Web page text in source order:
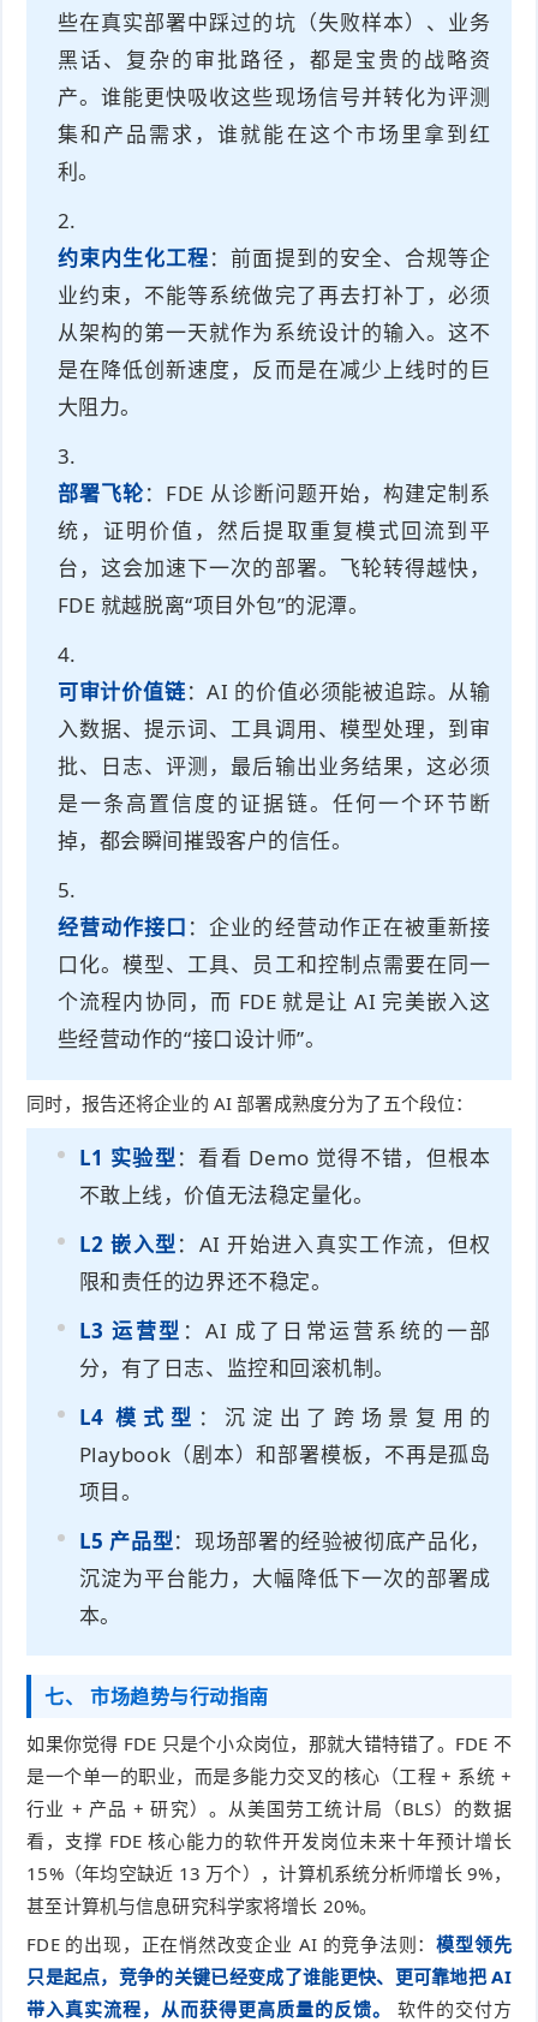
些在真实部署中踩过的坑（失败样本）、业务
黑话、复杂的审批路径，都是宝贵的战略资
产。谁能更快吸收这些现场信号并转化为评测
集和产品需求，谁就能在这个市场里拿到红
利。
约束内生化工程：前面提到的安全、合规等企
业约束，不能等系统做完了再去打补丁，必须
从架构的第一天就作为系统设计的输入。这不
是在降低创新速度，反而是在减少上线时的巨
大阻力。
部署飞轮：FDE 从诊断问题开始，构建定制系
统，证明价值，然后提取重复模式回流到平
台，这会加速下一次的部署。飞轮转得越快，
FDE 就越脱离“项目外包”的泥潭。
可审计价值链：AI 的价值必须能被追踪。从输
入数据、提示词、工具调用、模型处理，到审
批、日志、评测，最后输出业务结果，这必须
是一条高置信度的证据链。任何一个环节断
掉，都会瞬间摧毁客户的信任。
经营动作接口 ：企业的经营动作正在被重新接
口化。模型、工具、员工和控制点需要在同一
个流程内协同，而 FDE 就是让 AI 完美嵌入这
些经营动作的“接口设计师”。
同时，报告还将企业的 AI 部署成熟度分为了五个段位：
L1 实验型：看看 Demo 觉得不错，但根本
不敢上线，价值无法稳定量化。
L2 嵌入型：AI 开始进入真实工作流，但权
限和责任的边界还不稳定。
L3 运营型 ：AI 成了日常运营系统的一部
分，有了日志、监控和回滚机制。
L4 模式型 ：沉淀出了跨场景复用的
Playbook（剧本）和部署模板，不再是孤岛
项目。
L5 产品型：现场部署的经验被彻底产品化，
沉淀为平台能力，大幅降低下一次的部署成
本。
七、 市场趋势与行动指南
如果你觉得 FDE 只是个小众岗位，那就大错特错了。FDE 不
是一个单一的职业，而是多能力交叉的核心（工程 + 系统 +
行业 + 产品 + 研究）。从美国劳工统计局（BLS）的数据
看，支撑 FDE 核心能力的软件开发岗位未来十年预计增长
15%（年均空缺近 13 万个），计算机系统分析师增长 9%，
甚至计算机与信息研究科学家将增长 20%。
FDE 的出现，正在悄然改变企业 AI 的竞争法则：模型领先
只是起点，竞争的关键已经变成了谁能更快、更可靠地把 AI
带入真实流程，从而获得更高质量的反馈。
软件的交付方